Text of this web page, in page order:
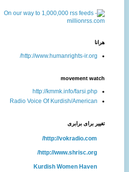
هرانا
http://www.humanrights-ir.org/
movement watch
http://kmmk.info/farsi.php
Radio Voice Of Kurdish/American
تغییر برای برابری
http://vokradio.com/
http://www.shrisc.org/
Kurdish Women Haven